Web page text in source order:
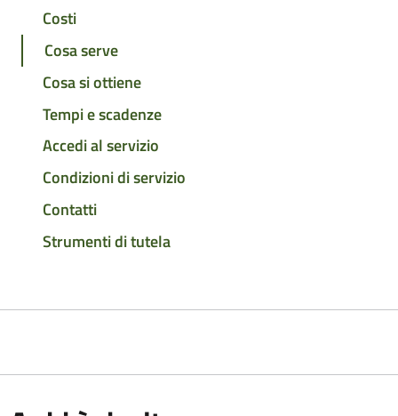
Costi
Cosa serve
Cosa si ottiene
Tempi e scadenze
Accedi al servizio
Condizioni di servizio
Contatti
Strumenti di tutela